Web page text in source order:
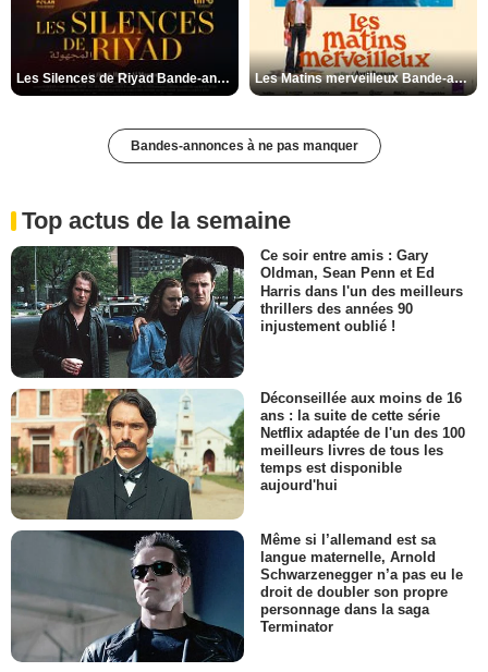
Les Silences de Riyad Bande-annonce VO STFR Les Matins merveilleux Bande-annonce VF
Bandes-annonces à ne pas manquer
Top actus de la semaine
Ce soir entre amis : Gary
Oldman, Sean Penn et Ed
Harris dans l'un des meilleurs
thrillers des années 90
injustement oublié !
Déconseillée aux moins de 16
ans : la suite de cette série
Netflix adaptée de l'un des 100
meilleurs livres de tous les
temps est disponible
aujourd'hui
Même si l’allemand est sa
langue maternelle, Arnold
Schwarzenegger n’a pas eu le
droit de doubler son propre
personnage dans la saga
Terminator